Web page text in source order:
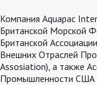
Компания Aquapac
Британской Морской
Британской
Внешних Отраслей
Assosiation), а также
Промышленности США